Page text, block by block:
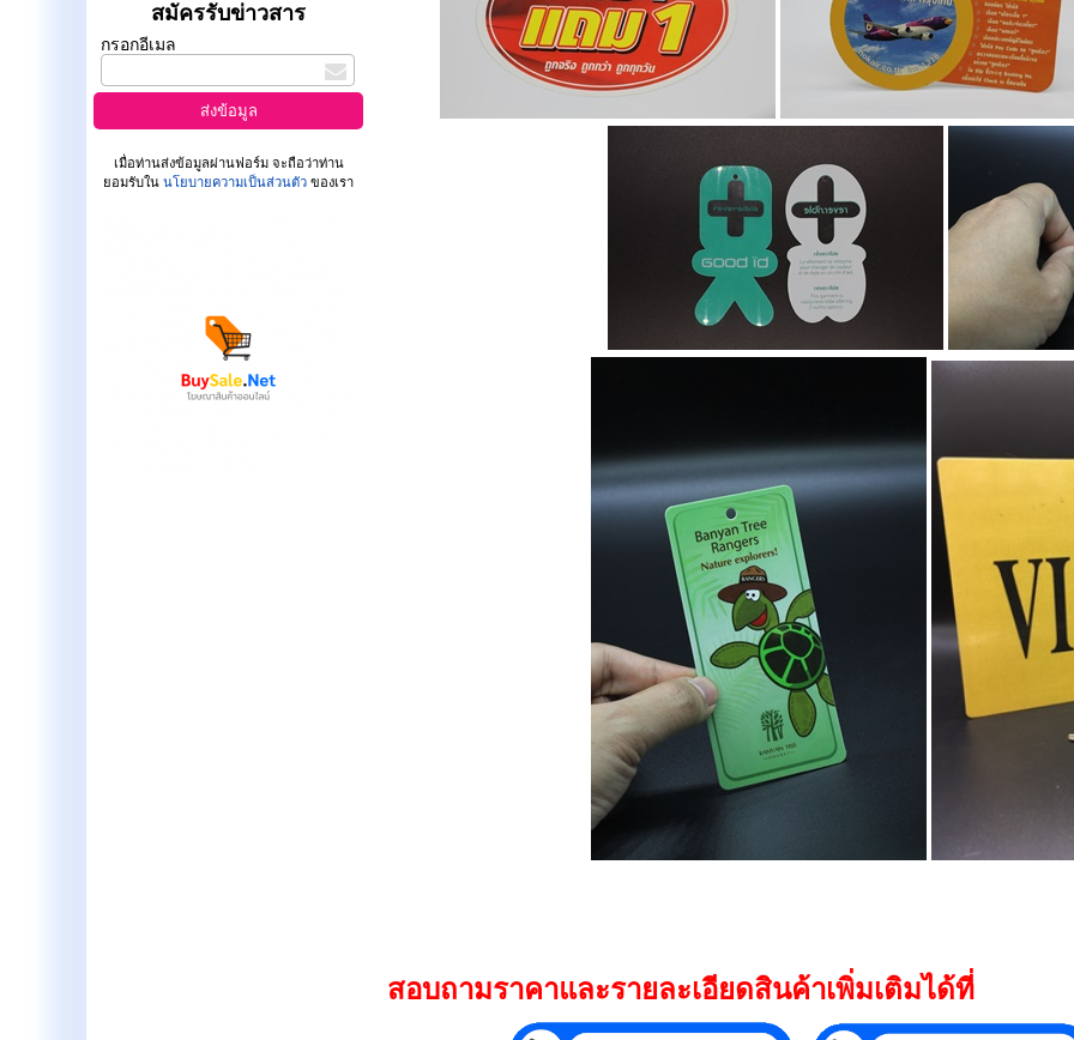
สมัครรับข่าวสาร
กรอกอีเมล
เมื่อท่านส่งข้อมูลผ่านฟอร์ม จะถือว่าท่าน
ยอมรับใน นโยบายความเป็นส่วนตัวของเรา
สอบถามราคาและรายละเอียดสินค้าเพิ่มเติมได้ที่